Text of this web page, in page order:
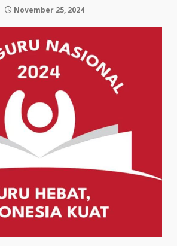
November 25, 2024